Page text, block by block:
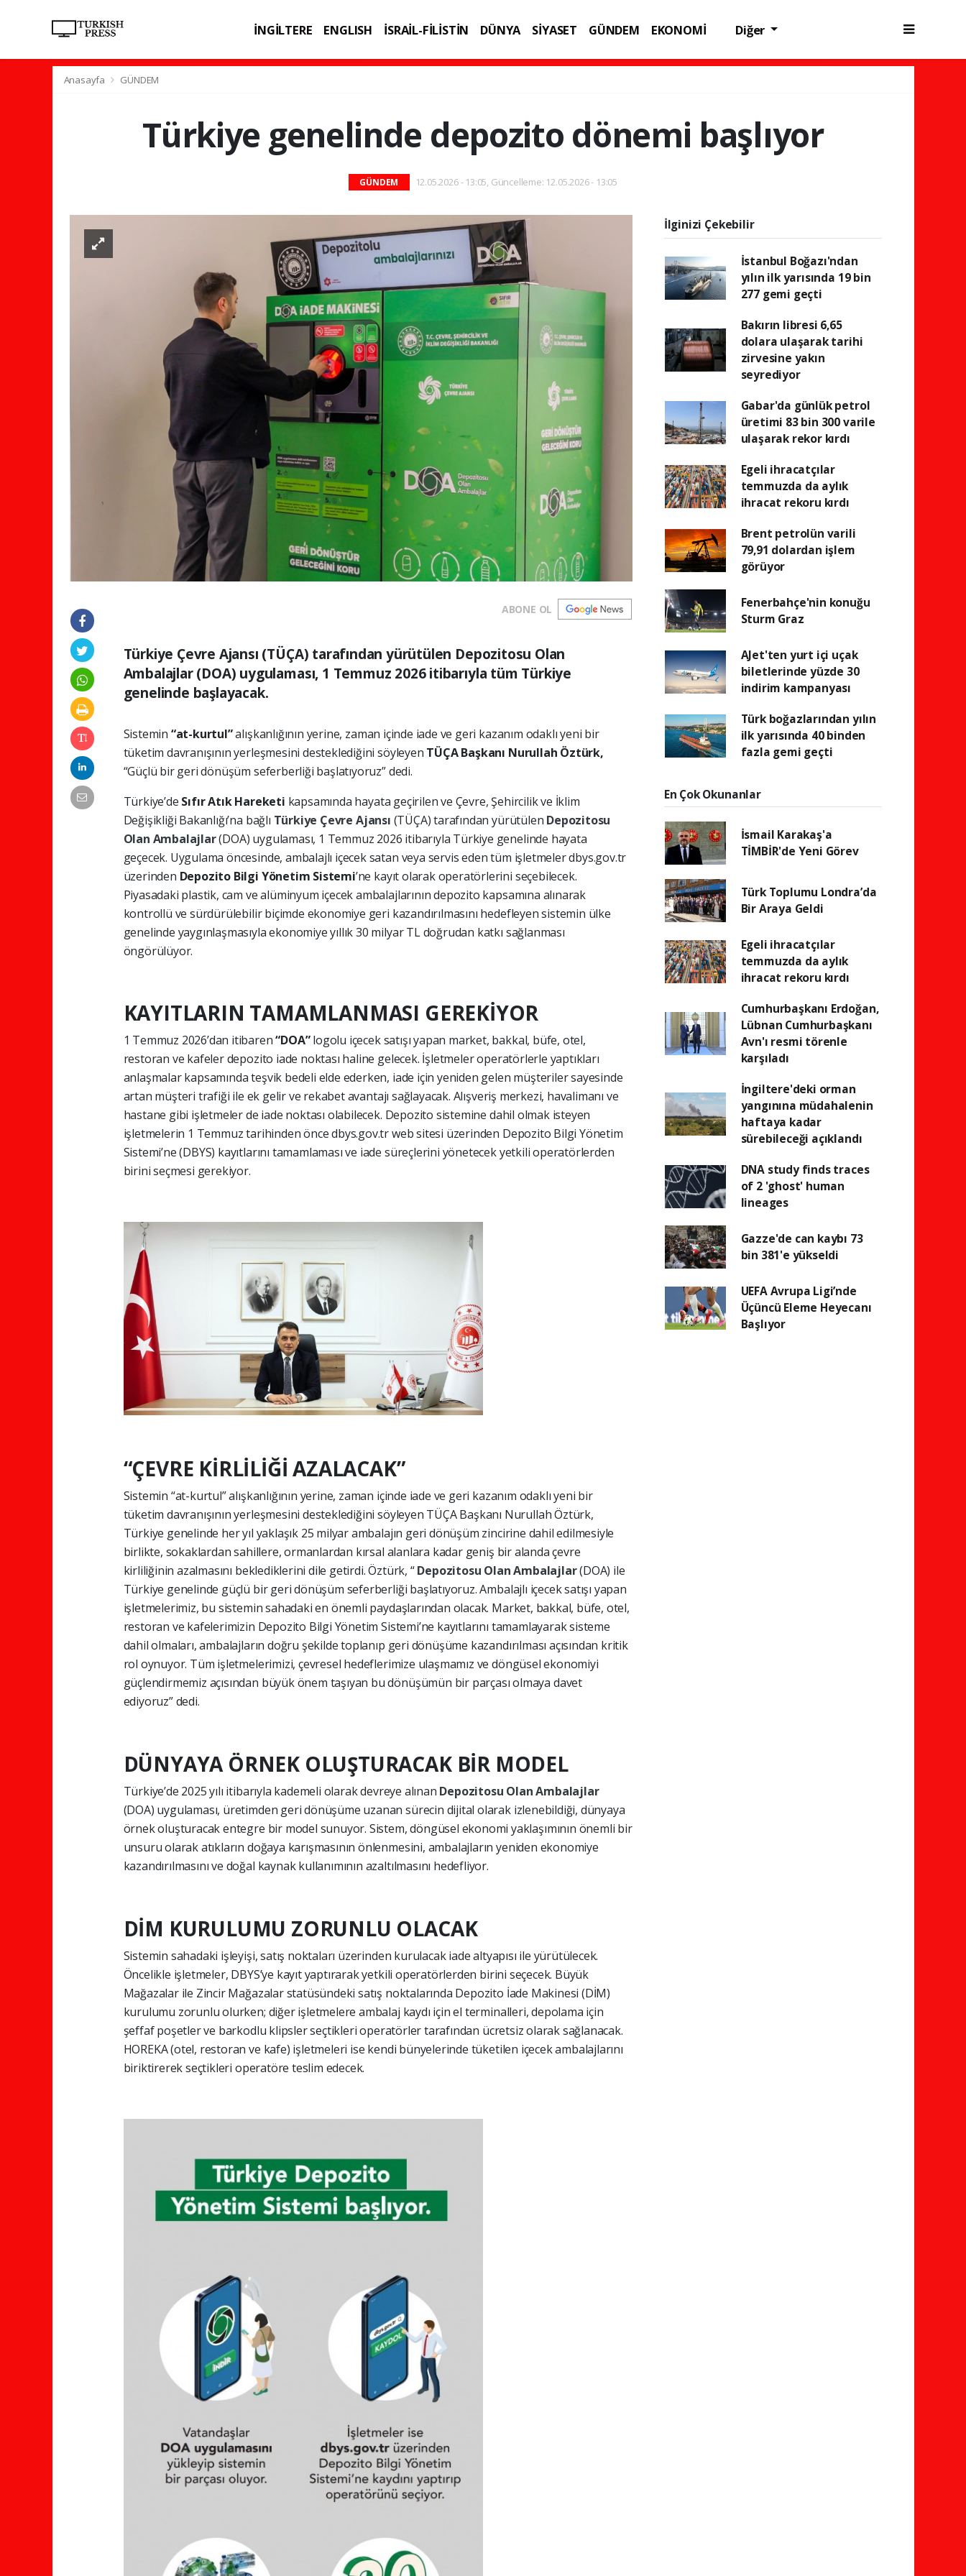
İNGİLTERE ENGLISH İSRAİL-FİLİSTİN DÜNYA SİYASET GÜNDEM
EKONOMİ
Diğer
Anasayfa GÜNDEM
Türkiye genelinde depozito dönemi başlıyor
GÜNDEM 12.05.2026 - 13:05, Güncelleme: 12.05.2026 - 13:05
ABONE OL
Türkiye Çevre Ajansı (TÜÇA) tarafından yürütülen Depozitosu Olan
Ambalajlar (DOA) uygulaması, 1 Temmuz 2026 itibarıyla tüm Türkiye
genelinde başlayacak.
Sistemin “at-kurtul”alışkanlığının yerine, zaman içinde iade ve geri kazanım odaklı yeni bir
tüketim davranışının yerleşmesini desteklediğini söyleyen TÜÇA Başkanı Nurullah Öztürk,
“Güçlü bir geri dönüşüm seferberliği başlatıyoruz” dedi.
Türkiye’de Sıfır Atık Hareketi kapsamında hayata geçirilen ve Çevre, Şehircilik ve İklim
Değişikliği Bakanlığı’na bağlı Türkiye Çevre Ajansı (TÜÇA) tarafından yürütülen Depozitosu
Olan Ambalajlar(DOA) uygulaması, 1 Temmuz 2026 itibarıyla Türkiye genelinde hayata
geçecek. Uygulama öncesinde, ambalajlı içecek satan veya servis eden tüm işletmeler dbys.gov.tr
üzerinden Depozito Bilgi Yönetim Sistemi’ne kayıt olarak operatörlerini seçebilecek.
Piyasadaki plastik, cam ve alüminyum içecek ambalajlarının depozito kapsamına alınarak
kontrollü ve sürdürülebilir biçimde ekonomiye geri kazandırılmasını hedefleyen sistemin ülke
genelinde yaygınlaşmasıyla ekonomiye yıllık 30 milyar TL doğrudan katkı sağlanması
öngörülüyor.
KAYITLARIN TAMAMLANMASI GEREKİYOR
1 Temmuz 2026’dan itibaren“DOA”logolu içecek satışı yapan market, bakkal, büfe, otel,
restoran ve kafeler depozito iade noktası haline gelecek. İşletmeler operatörlerle yaptıkları
anlaşmalar kapsamında teşvik bedeli elde ederken, iade için yeniden gelen müşteriler sayesinde
artan müşteri trafiği ile ek gelir ve rekabet avantajı sağlayacak. Alışveriş merkezi, havalimanı ve
hastane gibi işletmeler de iade noktası olabilecek. Depozito sistemine dahil olmak isteyen
işletmelerin 1 Temmuz tarihinden önce dbys.gov.tr web sitesi üzerinden Depozito Bilgi Yönetim
Sistemi’ne (DBYS) kayıtlarını tamamlaması ve iade süreçlerini yönetecek yetkili operatörlerden
birini seçmesi gerekiyor.
“ÇEVRE KİRLİLİĞİ AZALACAK”
Sistemin “at-kurtul” alışkanlığının yerine, zaman içinde iade ve geri kazanım odaklı yeni bir
tüketim davranışının yerleşmesini desteklediğini söyleyen TÜÇA Başkanı Nurullah Öztürk,
Türkiye genelinde her yıl yaklaşık 25 milyar ambalajın geri dönüşüm zincirine dahil edilmesiyle
birlikte, sokaklardan sahillere, ormanlardan kırsal alanlara kadar geniş bir alanda çevre
kirliliğinin azalmasını beklediklerini dile getirdi. Öztürk, “Depozitosu Olan Ambalajlar(DOA) ile
Türkiye genelinde güçlü bir geri dönüşüm seferberliği başlatıyoruz. Ambalajlı içecek satışı yapan
işletmelerimiz, bu sistemin sahadaki en önemli paydaşlarından olacak. Market, bakkal, büfe, otel,
restoran ve kafelerimizin Depozito Bilgi Yönetim Sistemi’ne kayıtlarını tamamlayarak sisteme
dahil olmaları, ambalajların doğru şekilde toplanıp geri dönüşüme kazandırılması açısından kritik
rol oynuyor. Tüm işletmelerimizi, çevresel hedeflerimize ulaşmamız ve döngüsel ekonomiyi
güçlendirmemiz açısından büyük önem taşıyan bu dönüşümün bir parçası olmaya davet
ediyoruz” dedi.
DÜNYAYA ÖRNEK OLUŞTURACAK BİR MODEL
Türkiye’de 2025 yılı itibarıyla kademeli olarak devreye alınan Depozitosu Olan Ambalajlar
(DOA) uygulaması, üretimden geri dönüşüme uzanan sürecin dijital olarak izlenebildiği, dünyaya
örnek oluşturacak entegre bir model sunuyor. Sistem, döngüsel ekonomi yaklaşımının önemli bir
unsuru olarak atıkların doğaya karışmasının önlenmesini, ambalajların yeniden ekonomiye
kazandırılmasını ve doğal kaynak kullanımının azaltılmasını hedefliyor.
DİM KURULUMU ZORUNLU OLACAK
Sistemin sahadaki işleyişi, satış noktaları üzerinden kurulacak iade altyapısı ile yürütülecek.
Öncelikle işletmeler, DBYS’ye kayıt yaptırarak yetkili operatörlerden birini seçecek. Büyük
Mağazalar ile Zincir Mağazalar statüsündeki satış noktalarında Depozito İade Makinesi (DİM)
kurulumu zorunlu olurken; diğer işletmelere ambalaj kaydı için el terminalleri, depolama için
şeffaf poşetler ve barkodlu klipsler seçtikleri operatörler tarafından ücretsiz olarak sağlanacak.
HOREKA (otel, restoran ve kafe) işletmeleri ise kendi bünyelerinde tüketilen içecek ambalajlarını
biriktirerek seçtikleri operatöre teslim edecek.
İlginizi Çekebilir
İstanbul Boğazı'ndan
yılın ilk yarısında 19 bin
277 gemi geçti
Bakırın libresi 6,65
dolara ulaşarak tarihi
zirvesine yakın
seyrediyor
Gabar'da günlük petrol
üretimi 83 bin 300 varile
ulaşarak rekor kırdı
Egeli ihracatçılar
temmuzda da aylık
ihracat rekoru kırdı
Brent petrolün varili
79,91 dolardan işlem
görüyor
Fenerbahçe'nin konuğu
Sturm Graz
AJet'ten yurt içi uçak
biletlerinde yüzde 30
indirim kampanyası
Türk boğazlarından yılın
ilk yarısında 40 binden
fazla gemi geçti
En Çok Okunanlar
İsmail Karakaş'a
TİMBİR'de Yeni Görev
Türk Toplumu Londra’da
Bir Araya Geldi
Egeli ihracatçılar
temmuzda da aylık
ihracat rekoru kırdı
Cumhurbaşkanı Erdoğan,
Lübnan Cumhurbaşkanı
Avn'ı resmi törenle
karşıladı
İngiltere'deki orman
yangınına müdahalenin
haftaya kadar
sürebileceği açıklandı
DNA study finds traces
of 2 'ghost' human
lineages
Gazze'de can kaybı 73
bin 381'e yükseldi
UEFA Avrupa Ligi’nde
Üçüncü Eleme Heyecanı
Başlıyor